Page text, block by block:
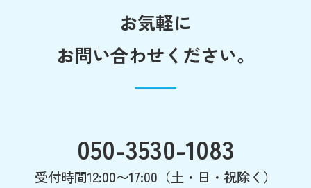
お気軽に
お問い合わせください。
050-3530-1083
受付時間12:00〜17:00（土・日・祝除く）